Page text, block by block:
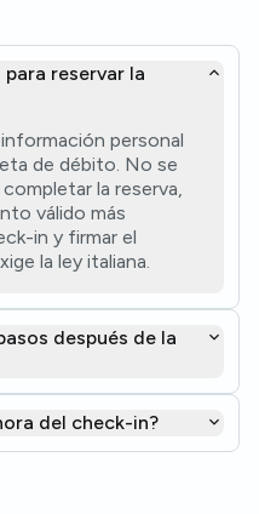
reservar la
personal
de débito. No se
la reserva,
válido más
in y firmar el
la ley italiana.
después de la
del check-in?